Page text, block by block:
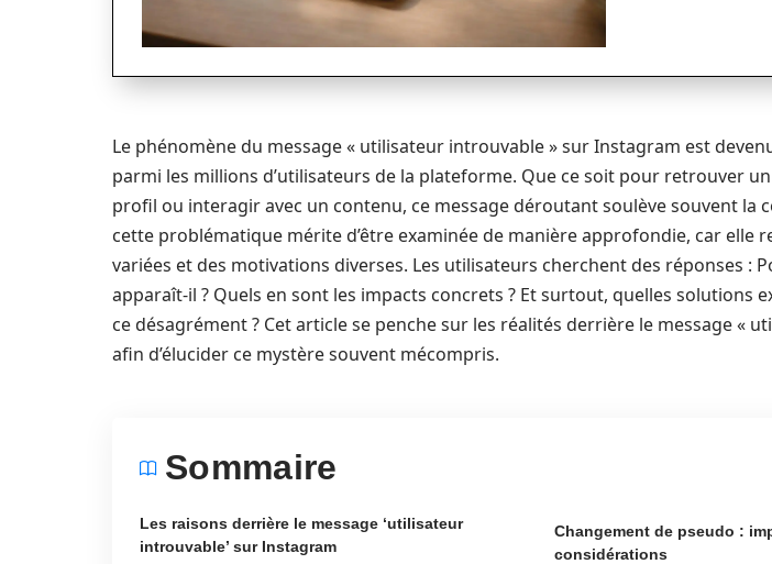
Le phénomène du message « utilisateur introuvable » sur Instagram est
parmi les millions d’utilisateurs de la plateforme. Que ce soit pour retrouver
profil ou interagir avec un contenu, ce message déroutant soulève souvent la
cette problématique mérite d’être examinée de manière approfondie, car elle
variées et des motivations diverses. Les utilisateurs cherchent des réponses :
apparaît-il ? Quels en sont les impacts concrets ? Et surtout, quelles solutions
ce désagrément ? Cet article se penche sur les réalités derrière le message «
afin d’élucider ce mystère souvent mécompris.
Sommaire
Les raisons derrière le message ‘utilisateur
introuvable’ sur Instagram
Changement de pseudo :
considérations